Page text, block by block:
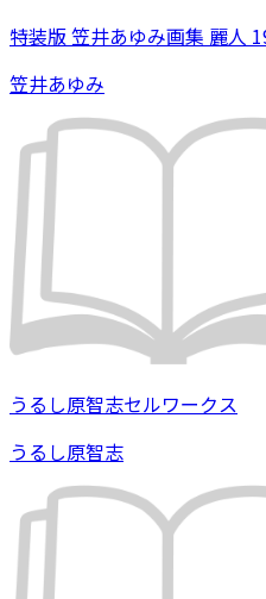
特装版 笠井あゆみ画集 麗人
笠井あゆみ
うるし原智志セルワークス
うるし原智志